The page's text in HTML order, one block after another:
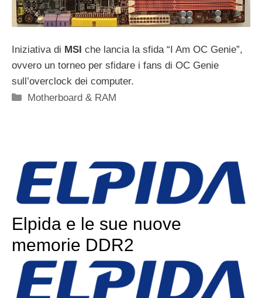
Iniziativa di MSI che lancia la sfida “I Am OC Genie”,
ovvero un torneo per sfidare i fans di OC Genie
sull’overclock dei computer.
Categorie
Motherboard & RAM
Elpida e le sue nuove
memorie DDR2